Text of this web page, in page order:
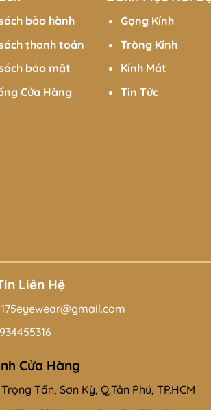
bảo hành
thanh toán
bảo mật
Cửa Hàng
Gọng Kính
Tròng Kính
Kính Mát
Tin Tức
Liên Hệ
Cửa Hàng
Tấn, Sơn Kỳ, Q.Tân Phú, TP.HCM